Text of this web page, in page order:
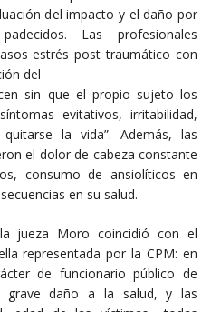
del impacto y el daño por
Las profesionales
estrés post traumático con
del
sin que el propio sujeto los
evitativos, irritabilidad,
la vida”. Además, las
el dolor de cabeza constante
consumo de ansiolíticos en
en su salud.
jueza Moro coincidió con el
representada por la CPM: en
de funcionario público de
grave daño a la salud, y las